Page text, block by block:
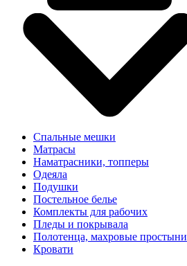
Спальные мешки
Матрасы
Наматрасники, топперы
Одеяла
Подушки
Постельное белье
Комплекты для рабочих
Пледы и покрывала
Полотенца, махровые простыни
Кровати